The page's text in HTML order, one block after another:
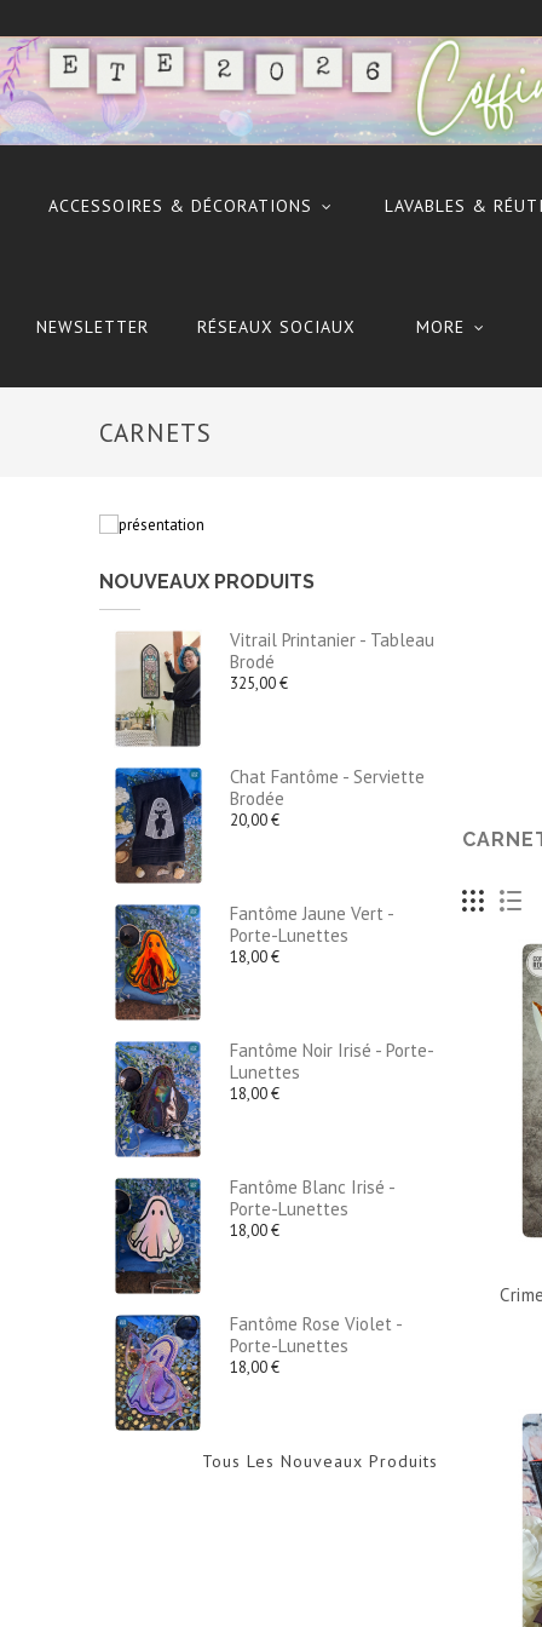
ACCESSOIRES & DÉCORATIONS LAVABLES &
NEWSLETTER RÉSEAUX SOCIAUX MORE
CARNETS
NOUVEAUX PRODUITS
Vitrail Printanier - Tableau
Brodé
325,00 €
Chat Fantôme - Serviette
Brodée
20,00 €
Fantôme Jaune Vert -
Porte-Lunettes
18,00 €
Fantôme Noir Irisé - Porte-
Lunettes
18,00 €
Fantôme Blanc Irisé -
Porte-Lunettes
18,00 €
Fantôme Rose Violet -
Porte-Lunettes
18,00 €
Tous Les Nouveaux Produits